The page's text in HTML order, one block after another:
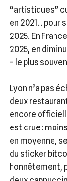
“artistiques”
en 2021… pour
2025. En
2025, en
– le plus
Lyon n’a pas
deux
encore
est crue :
en moyenne,
du sticker
honnêtement,